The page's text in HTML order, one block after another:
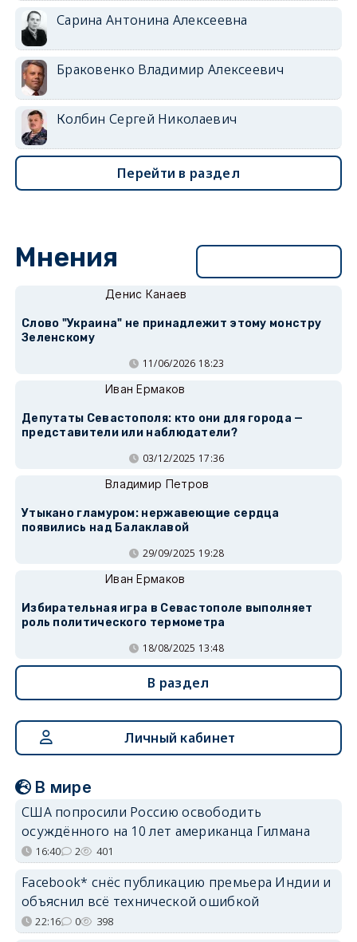
Сарина Антонина Алексеевна
Браковенко Владимир Алексеевич
Колбин Сергей Николаевич
Перейти в раздел
Мнения
Денис Канаев
Слово "Украина" не принадлежит этому монстру
Зеленскому
11/06/2026 18:23
Иван Ермаков
Депутаты Севастополя: кто они для города —
представители или наблюдатели?
03/12/2025 17:36
Владимир Петров
Утыкано гламуром: нержавеющие сердца
появились над Балаклавой
29/09/2025 19:28
Иван Ермаков
Избирательная игра в Севастополе выполняет
роль политического термометра
18/08/2025 13:48
В раздел
Личный кабинет
В мире
США попросили Россию освободить
осуждённого на 10 лет американца Гилмана
16:40 2 401
Facebook* снёс публикацию премьера Индии и
объяснил всё технической ошибкой
22:16 0 398